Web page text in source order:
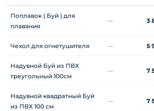
Поплавок ( Буй ) для
плавания
— 3
Чехол для огнетушителя — 5
Надувной Буй из ПВХ
треугольный 100см
— 7
Надувной квадратный Буй
из ПВХ 100 см
— 7